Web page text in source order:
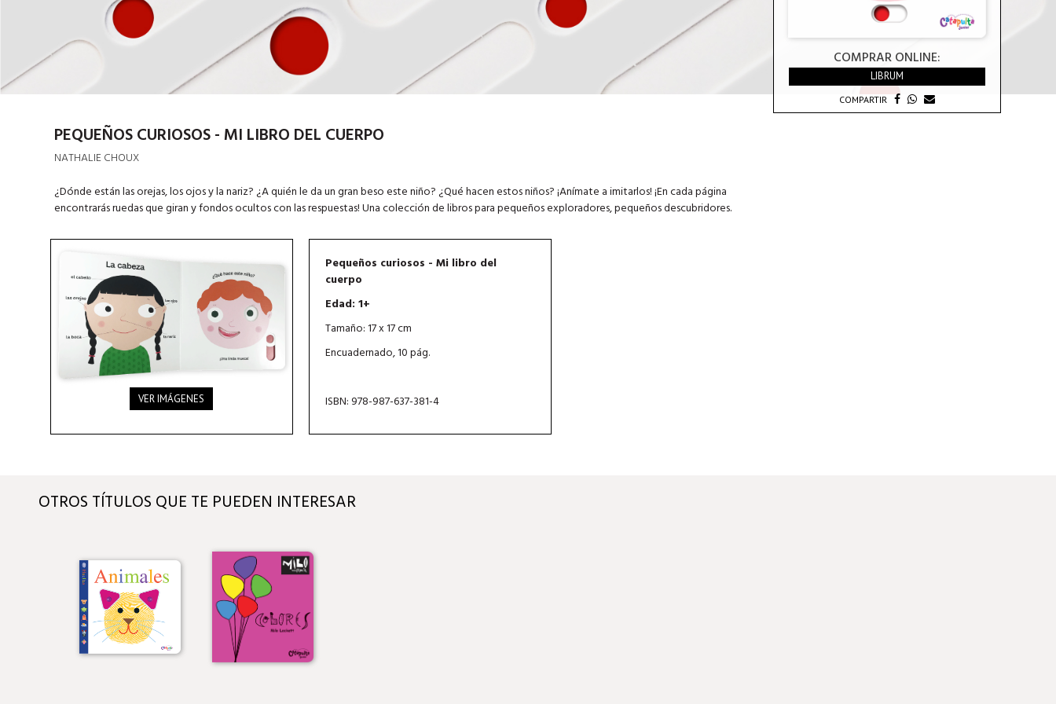
COMPRAR ONLINE:
LIBRUM
COMPARTIR
PEQUEÑOS CURIOSOS - MI LIBRO DEL CUERPO
NATHALIE CHOUX
¿Dónde están las orejas, los ojos y la nariz? ¿A quién le da un gran beso este niño? ¿Qué hacen estos niños? ¡Anímate a imitarlos! ¡En cada página
encontrarás ruedas que giran y fondos ocultos con las respuestas! Una colección de libros para pequeños exploradores, pequeños descubridores.
VER IMÁGENES
Pequeños curiosos - Mi libro del
cuerpo
Edad: 1+
Tamaño: 17 x 17 cm
Encuadernado, 10 pág.
ISBN: 978-987-637-381-4
OTROS TÍTULOS QUE TE PUEDEN INTERESAR